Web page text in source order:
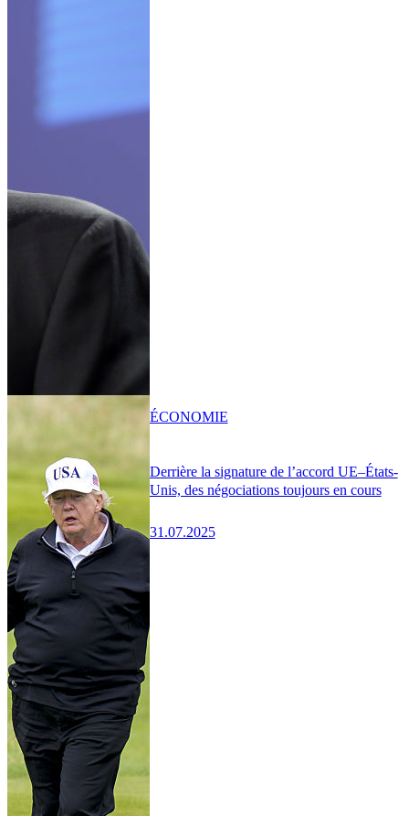
Derrière la signature de l’accord UE–États-
Unis, des négociations toujours en cours
31.07.2025
ÉCONOMIE